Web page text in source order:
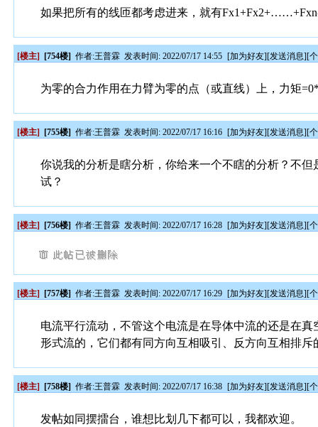
如果把所有的线匝都考虑进来，就有
[楼主] [754楼] 作者:王普霖 发表时间: 2022/07/17 14:55 [加为好友][发送消息][
为零的合力作用在力臂为零的点（或直线）上，力矩
[楼主] [755楼] 作者:王普霖 发表时间: 2022/07/17 16:16 [加为好友][发送消息][
你说我的分析是瞎分析，你给来一个不瞎的分析？不
试？
[楼主] [756楼] 作者:王普霖 发表时间: 2022/07/17 16:28 [加为好友][发送消息][
[楼主] [757楼] 作者:王普霖 发表时间: 2022/07/17 16:29 [加为好友][发送消息][
电流平行流动，不管这个电流是在导体中流的还是在
形式流的，它们都有同方向互相吸引、反方向互相排斥
[楼主] [758楼] 作者:王普霖 发表时间: 2022/07/17 16:38 [加为好友][发送消息][
发帖如同摆擂台，谁想比划几下都可以，我都欢迎。